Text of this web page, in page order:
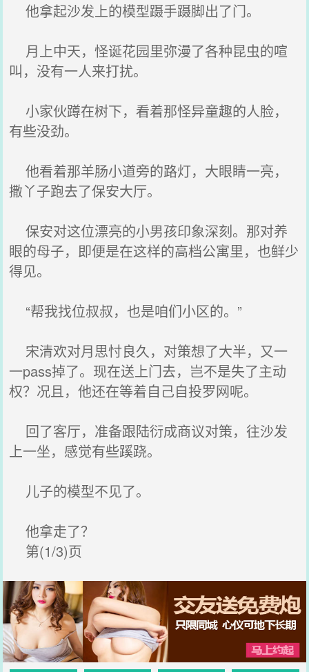
他拿起沙发上的模型蹑手蹑脚出了门。
月上中天，怪诞花园里弥漫了各种昆虫的喧
叫，没有一人来打扰。
小家伙蹲在树下，看着那怪异童趣的人脸，
有些没劲。
他看着那羊肠小道旁的路灯，大眼睛一亮，
撒丫子跑去了保安大厅。
保安对这位漂亮的小男孩印象深刻。那对养
眼的母子，即便是在这样的高档公寓里，也鲜少
得见。
“帮我找位叔叔，也是咱们小区的。”
宋清欢对月思忖良久，对策想了大半，又一
一pass掉了。现在送上门去，岂不是失了主动
权？况且，他还在等着自己自投罗网呢。
回了客厅，准备跟陆衍成商议对策，往沙发
上一坐，感觉有些蹊跷。
儿子的模型不见了。
他拿走了？
第(1/3)页